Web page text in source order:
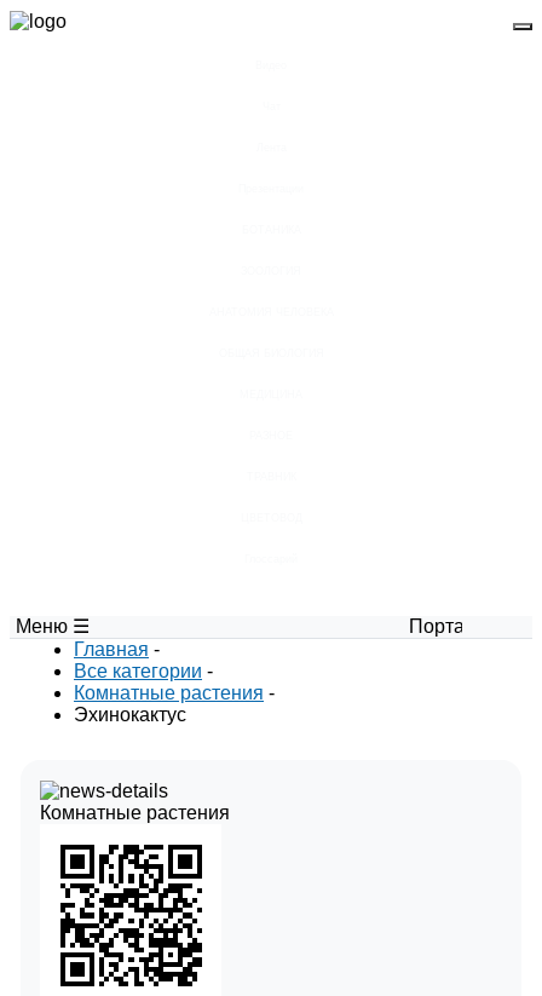
Меню ☰
Портал авторских
Главная -
Все категории -
Комнатные растения -
Эхинокактус
Комнатные растения